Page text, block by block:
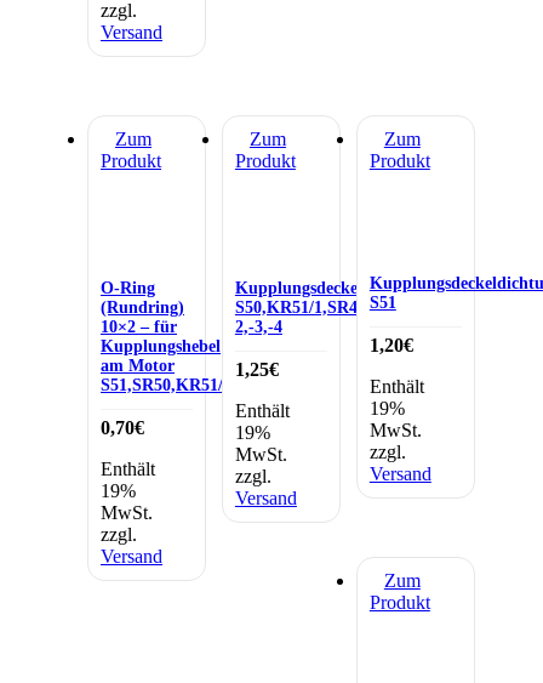
zzgl.
Versand
Zum
Produkt
O-Ring
(Rundring)
10×2 – für
Kupplungshebel
am Motor
S51,SR50,KR51/2
0,70€
Enthält
19%
MwSt.
zzgl.
Versand
Zum
Produkt
Kupplungsdeckeldichtung
S50,KR51/1,SR4-
2,-3,-4
1,25€
Enthält
19%
MwSt.
zzgl.
Versand
Zum
Produkt
S51
1,20€
Enthält
19%
MwSt.
zzgl.
Versand
Zum
Produkt